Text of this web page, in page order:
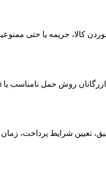
کالا، جریمه یا حتی
تعیین شرایط پرداخت،